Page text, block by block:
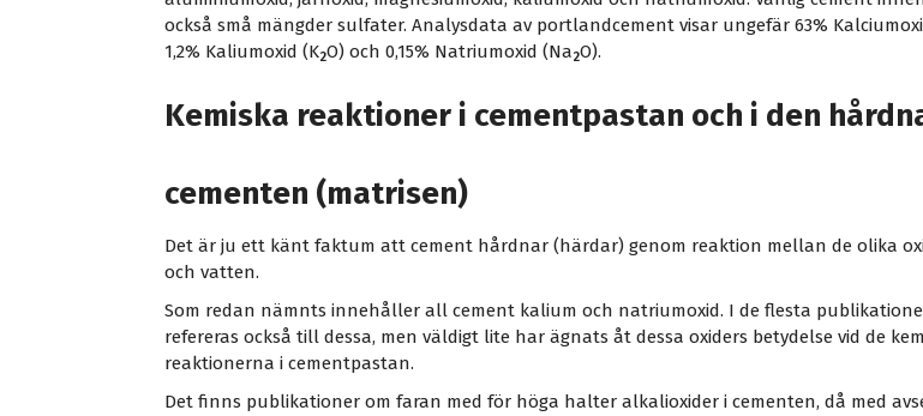
också små mängder sulfater. Analysdata av portlandcement visar ungefär 63%
1,2% Kaliumoxid (K2O) och 0,15% Natriumoxid (Na2O).
Kemiska reaktioner i cementpastan och i den
cementen (matrisen)
Det är ju ett känt faktum att cement hårdnar (härdar) genom reaktion mellan de olika
och vatten.
Som redan nämnts innehåller all cement kalium och natriumoxid. I de flesta
refereras också till dessa, men väldigt lite har ägnats åt dessa oxiders betydelse vid de
reaktionerna i cementpastan.
Det finns publikationer om faran med för höga halter alkalioxider i cementen, då med